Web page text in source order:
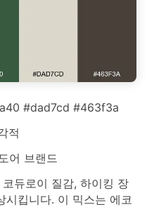
#dad7cd #463f3a
적
어 브랜드
듀로이 질감, 하이킹 장
시킵니다. 이 믹스는 에코